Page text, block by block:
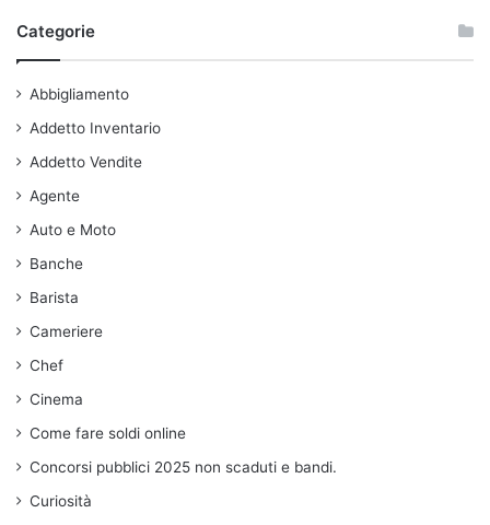
Categorie
Abbigliamento
Addetto Inventario
Addetto Vendite
Agente
Auto e Moto
Banche
Barista
Cameriere
Chef
Cinema
Come fare soldi online
Concorsi pubblici 2025 non scaduti e bandi.
Curiosità